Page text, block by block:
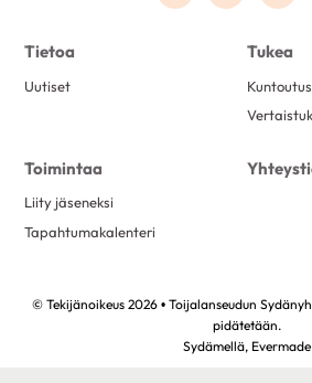
Tietoa
Uutiset
Tukea
Kuntoutus
Toimintaa
Liity jäseneksi
Tapahtumakalenteri
© Tekijänoikeus 2026 • Toijalanseudun
pidätetään.
Sydämellä, Evermade